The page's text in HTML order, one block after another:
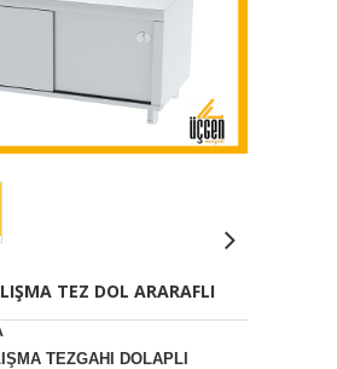
TEZ DOL ARARAFLI
TEZGAHI DOLAPLI